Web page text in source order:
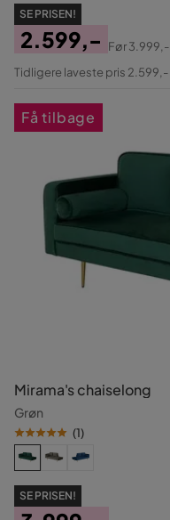
SE PRISEN!
Pris
2.599,-
Original
Før3.999,-
Tidligere laveste pris 2.599,-
Mirama's chaiselong
Grøn
(1)
SE PRISEN!
Få tilbage